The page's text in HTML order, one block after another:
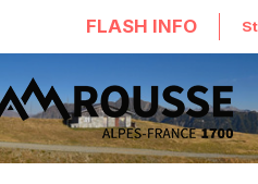
FLASH INFO